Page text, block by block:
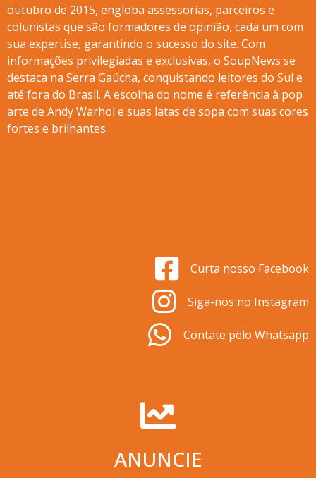
outubro de 2015, engloba assessorias, parceiros e
colunistas que são formadores de opinião, cada um com
sua expertise, garantindo o sucesso do site. Com
informações privilegiadas e exclusivas, o SoupNews se
destaca na Serra Gaúcha, conquistando leitores do Sul e
até fora do Brasil. A escolha do nome é referência à pop
arte de Andy Warhol e suas latas de sopa com suas cores
fortes e brilhantes.
Curta nosso Facebook
Siga-nos no Instagram
Contate pelo Whatsapp
ANUNCIE